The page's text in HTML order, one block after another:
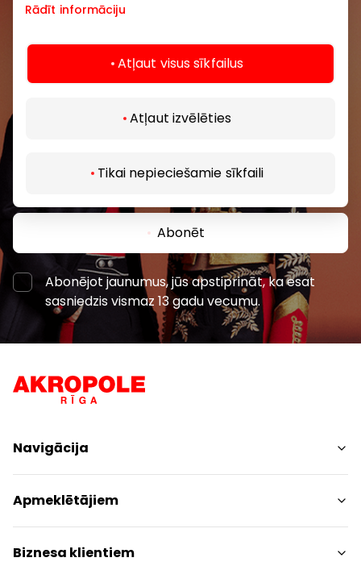
Rādīt informāciju
Atļaut visus sīkfailus
Atļaut izvēlēties
Tikai nepieciešamie sīkfaili
Pievienojieties mūsu kopienai
pasākumiem un jaunāko informāciju iepirkšanās un
Rīga”.
Abonēt
Abonējot jaunumus, jūs apstiprināt, ka esat
sasniedzis vismaz 13 gadu vecumu.
Navigācija
Iepirkšanās
Pakalpojumi
Izklaides
Restorāni
Apmeklētājiem
Centra plāns
Dzīvniekiem draudzīgs
Biznesa klientiem